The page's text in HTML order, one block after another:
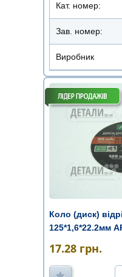
Кат. номер:
Зав. номер:
Виробник
Коло (диск)
125*1,6*22.2мм
17.28 грн.